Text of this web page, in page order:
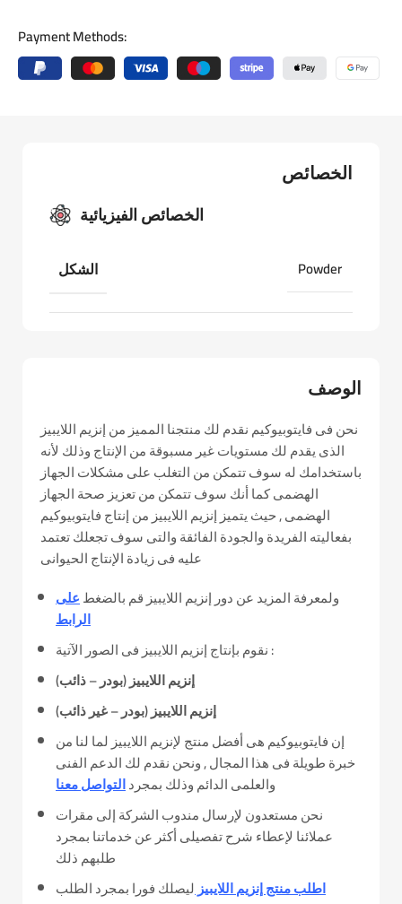
Payment Methods:
الوصف
نحن فى فايتوبيوكيم نقدم لك منتجنا المميز من إنزيم اللايبيز
الذى يقدم لك مستويات غير مسبوقة من الإنتاج وذلك لأنه
باستخدامك له سوف تتمكن من التغلب على مشكلات الجهاز
الهضمى كما أنك سوف تتمكن من تعزيز صحة الجهاز
الهضمى , حيث يتميز إنزيم اللايبيز من إنتاج فايتوبيوكيم
بفعاليته الفريدة والجودة الفائقة والتى سوف تجعلك تعتمد
عليه فى زيادة الإنتاج الحيوانى
ولمعرفة المزيد عن دور إنزيم اللايبيز قم بالضغطعلى
الرابط
نقوم بإنتاج إنزيم اللايبيز فى الصور الآتية :
إنزيم اللايبيز (بودر – ذائب)
إنزيم اللايبيز (بودر – غير ذائب)
إن فايتوبيوكيم هى أفضل منتج لإنزيم اللايبيز لما لنا من
خبرة طويلة فى هذا المجال , ونحن نقدم لك الدعم الفنى
والعلمى الدائم وذلك بمجردالتواصل معنا
نحن مستعدون لإرسال مندوب الشركة إلى مقرات
عملائنا لإعطاء شرح تفصيلى أكثر عن خدماتنا بمجرد
طلبهم ذلك
اطلب منتج إنزيم اللايبيزليصلك فورا بمجرد الطلب
الخصائص
الخصائص الفيزيائية
الشكل Powder